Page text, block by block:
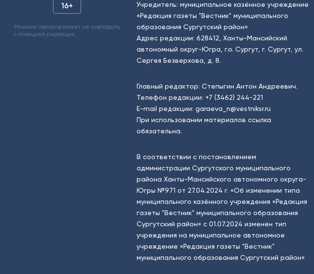
16+
Мнение авторов может не совпадать
с позицией редакции.
Учредитель: муниципальное казённое учреждение
«Редакция газеты "Вестник" муниципального
образования Сургутский район»
Адрес редакции: 628412, Ханты-Мансийский
автономный округ-Югра, г.о. Сургут, г. Сургут, ул.
Сергея Безверхова, д. 8.
Главный редактор: Степыгин Антон Андреевич.
Телефон редакции: +7 (3462) 244-221
E-mail редакции: garaeva_n@vestniksr.ru
При использовании материалов ссылка
обязательна.
В соответствии с постановлением
администрации Сургутского муниципального
района Ханты-Мансийского автономного округа-
Югры №971 от 27.04.2024 г. «Об изменении типа
муниципального казённого учреждения «Редакция
газеты "Вестник" муниципального образования
Сургутский район» с 01.07.2024 изменен тип
учреждения на муниципальное автономное
учреждение «Редакция газеты "Вестник"
муниципального образования Сургутский район»